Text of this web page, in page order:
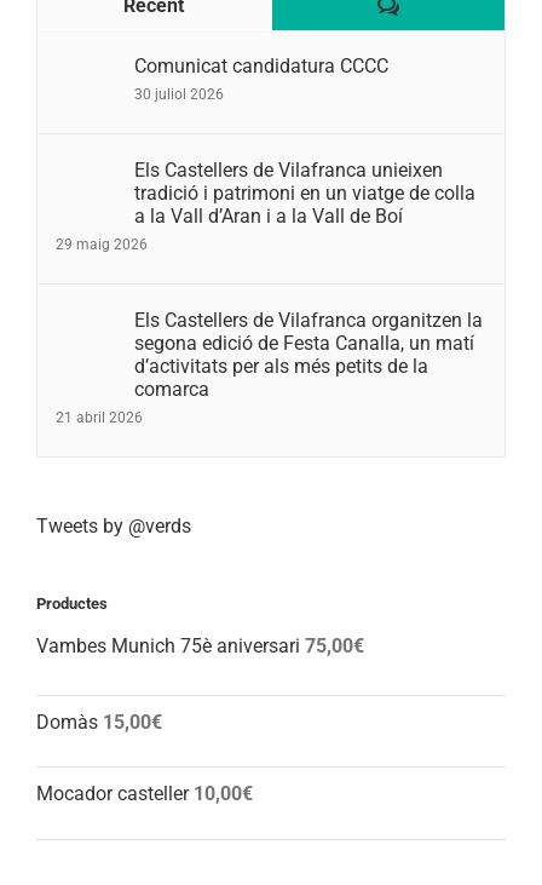
Recent
Comunicat candidatura CCCC
30 juliol 2026
Els Castellers de Vilafranca unieixen
tradició i patrimoni en un viatge de colla
a la Vall d’Aran i a la Vall de Boí
29 maig 2026
Els Castellers de Vilafranca organitzen la
segona edició de Festa Canalla, un matí
d’activitats per als més petits de la
comarca
21 abril 2026
Tweets by @verds
Productes
Vambes Munich 75è aniversari 75,00€
Domàs 15,00€
Mocador casteller 10,00€